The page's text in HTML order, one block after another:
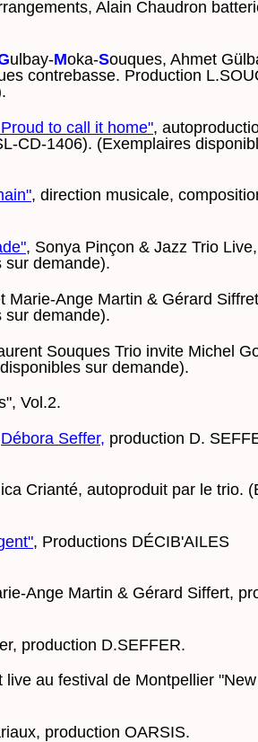
Alain Chaudron
ulbay-Moka-Souques, Ahmet
contrebasse. Production
to call it home",
CD-1406). (Exemplaires
, direction musicale,
, Sonya Pinçon & Jazz Trio
sur demande).
Marie-Ange Martin & Gérard
sur demande).
Souques Trio invite Michel
sur demande).
Vol.2.
Débora Seffer, production D.
Crianté, autoproduit par le trio.
, Productions DÉCIB'AILES
Ange Martin & Gérard Siffert,
production D.SEFFER.
au festival de Montpellier
production OARSIS.